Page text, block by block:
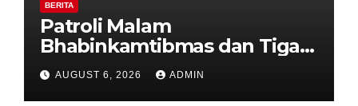
BERITA
Patroli Malam
Bhabinkamtibmas dan Tiga
Pilar Kelurahan Ungaran
Perkuat Kamtibmas, Warga
AUGUST 6, 2026 ADMIN